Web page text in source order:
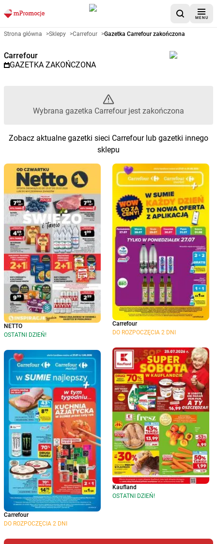
MENU
Gazetka promocyjna
Strona główna >Sklepy >Carrefour >Gazetka Carrefour zakończona
Carrefour
GAZETKA ZAKOŃCZONA
Wybrana gazetka Carrefour jest zakończona
Zobacz aktualne gazetki sieci Carrefour lub gazetki innego
sklepu
NETTO
OSTATNI DZIEŃ!
Carrefour
DO ROZPOCZĘCIA 2 DNI
Carrefour
DO ROZPOCZĘCIA 2 DNI
Kaufland
OSTATNI DZIEŃ!